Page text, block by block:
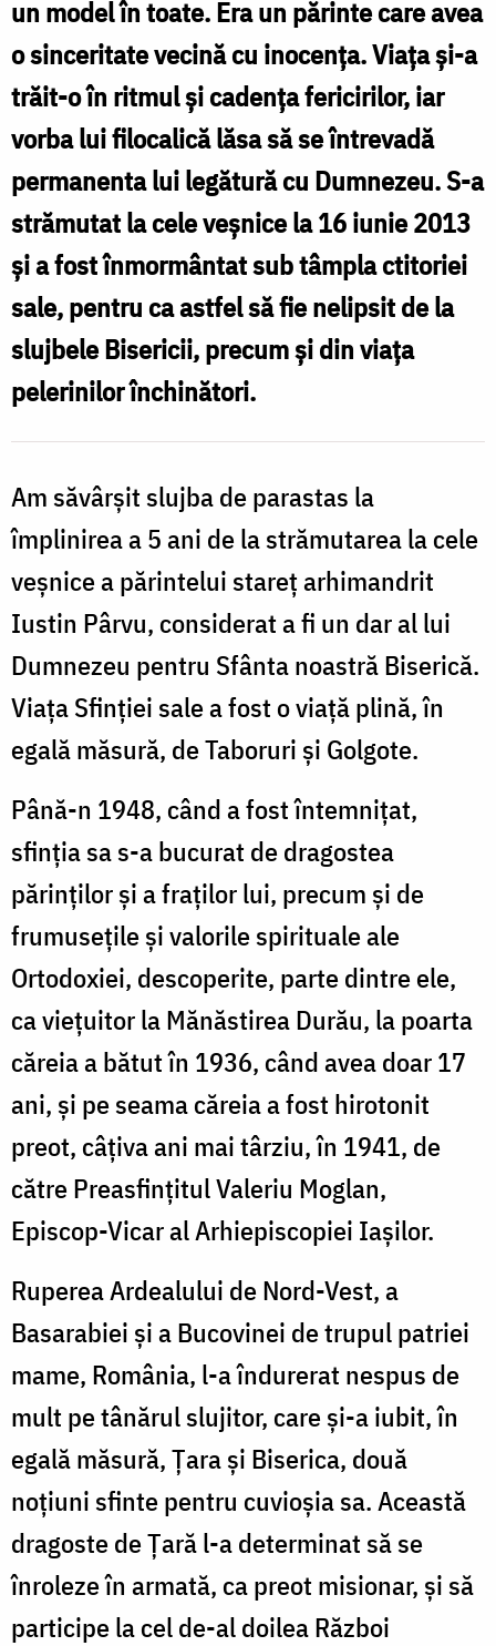
un model în toate. Era un părinte care avea
o sinceritate vecină cu inocenţa. Viaţa şi-a
trăit-o în ritmul şi cadenţa fericirilor, iar
vorba lui filocalică lăsa să se întrevadă
permanenta lui legătură cu Dumnezeu. S-a
strămutat la cele veşnice la 16 iunie 2013
şi a fost înmormântat sub tâmpla ctitoriei
sale, pentru ca astfel să fie nelipsit de la
slujbele Bisericii, precum şi din viaţa
pelerinilor închinători.
Am săvârşit slujba de parastas la
împlinirea a 5 ani de la strămutarea la cele
veşnice a părintelui stareţ arhimandrit
Iustin Pârvu, considerat a fi un dar al lui
Dumnezeu pentru Sfânta noastră Biserică.
Viaţa Sfinţiei sale a fost o viaţă plină, în
egală măsură, de Taboruri şi Golgote.
Până-n 1948, când a fost întemniţat,
sfinţia sa s-a bucurat de dragostea
părinţilor şi a fraţilor lui, precum şi de
frumuseţile şi valorile spirituale ale
Ortodoxiei, descoperite, parte dintre ele,
ca vieţuitor la Mănăstirea Durău, la poarta
căreia a bătut în 1936, când avea doar 17
ani, şi pe seama căreia a fost hirotonit
preot, câţiva ani mai târziu, în 1941, de
către Preasfinţitul Valeriu Moglan,
Episcop-Vicar al Arhiepiscopiei Iaşilor.
Ruperea Ardealului de Nord-Vest, a
Basarabiei şi a Bucovinei de trupul patriei
mame, România, l-a îndurerat nespus de
mult pe tânărul slujitor, care şi-a iubit, în
egală măsură, Ţara şi Biserica, două
noţiuni sfinte pentru cuvioşia sa. Această
dragoste de Ţară l-a determinat să se
înroleze în armată, ca preot misionar, şi să
participe la cel de-al doilea Război